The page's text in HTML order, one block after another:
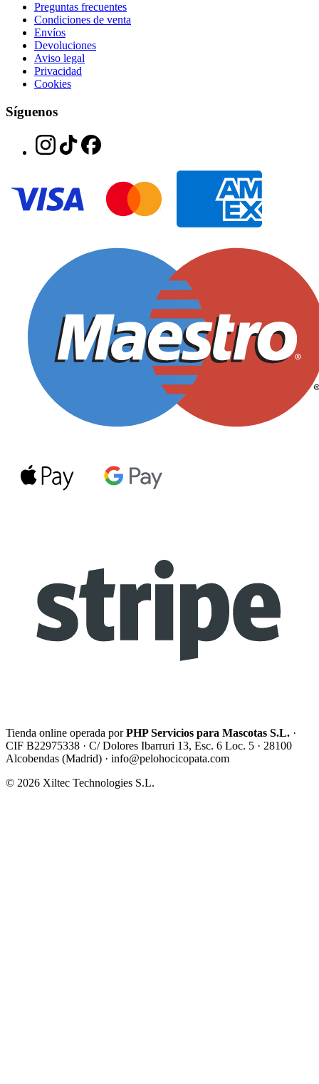
Preguntas frecuentes
Condiciones de venta
Envíos
Devoluciones
Aviso legal
Privacidad
Cookies
Síguenos
Tienda online operada porPHP Servicios para Mascotas S.L. ·
CIF B22975338 · C/ Dolores Ibarruri 13, Esc. 6 Loc. 5 · 28100
Alcobendas (Madrid) · info@pelohocicopata.com
© 2026 Xiltec Technologies S.L.